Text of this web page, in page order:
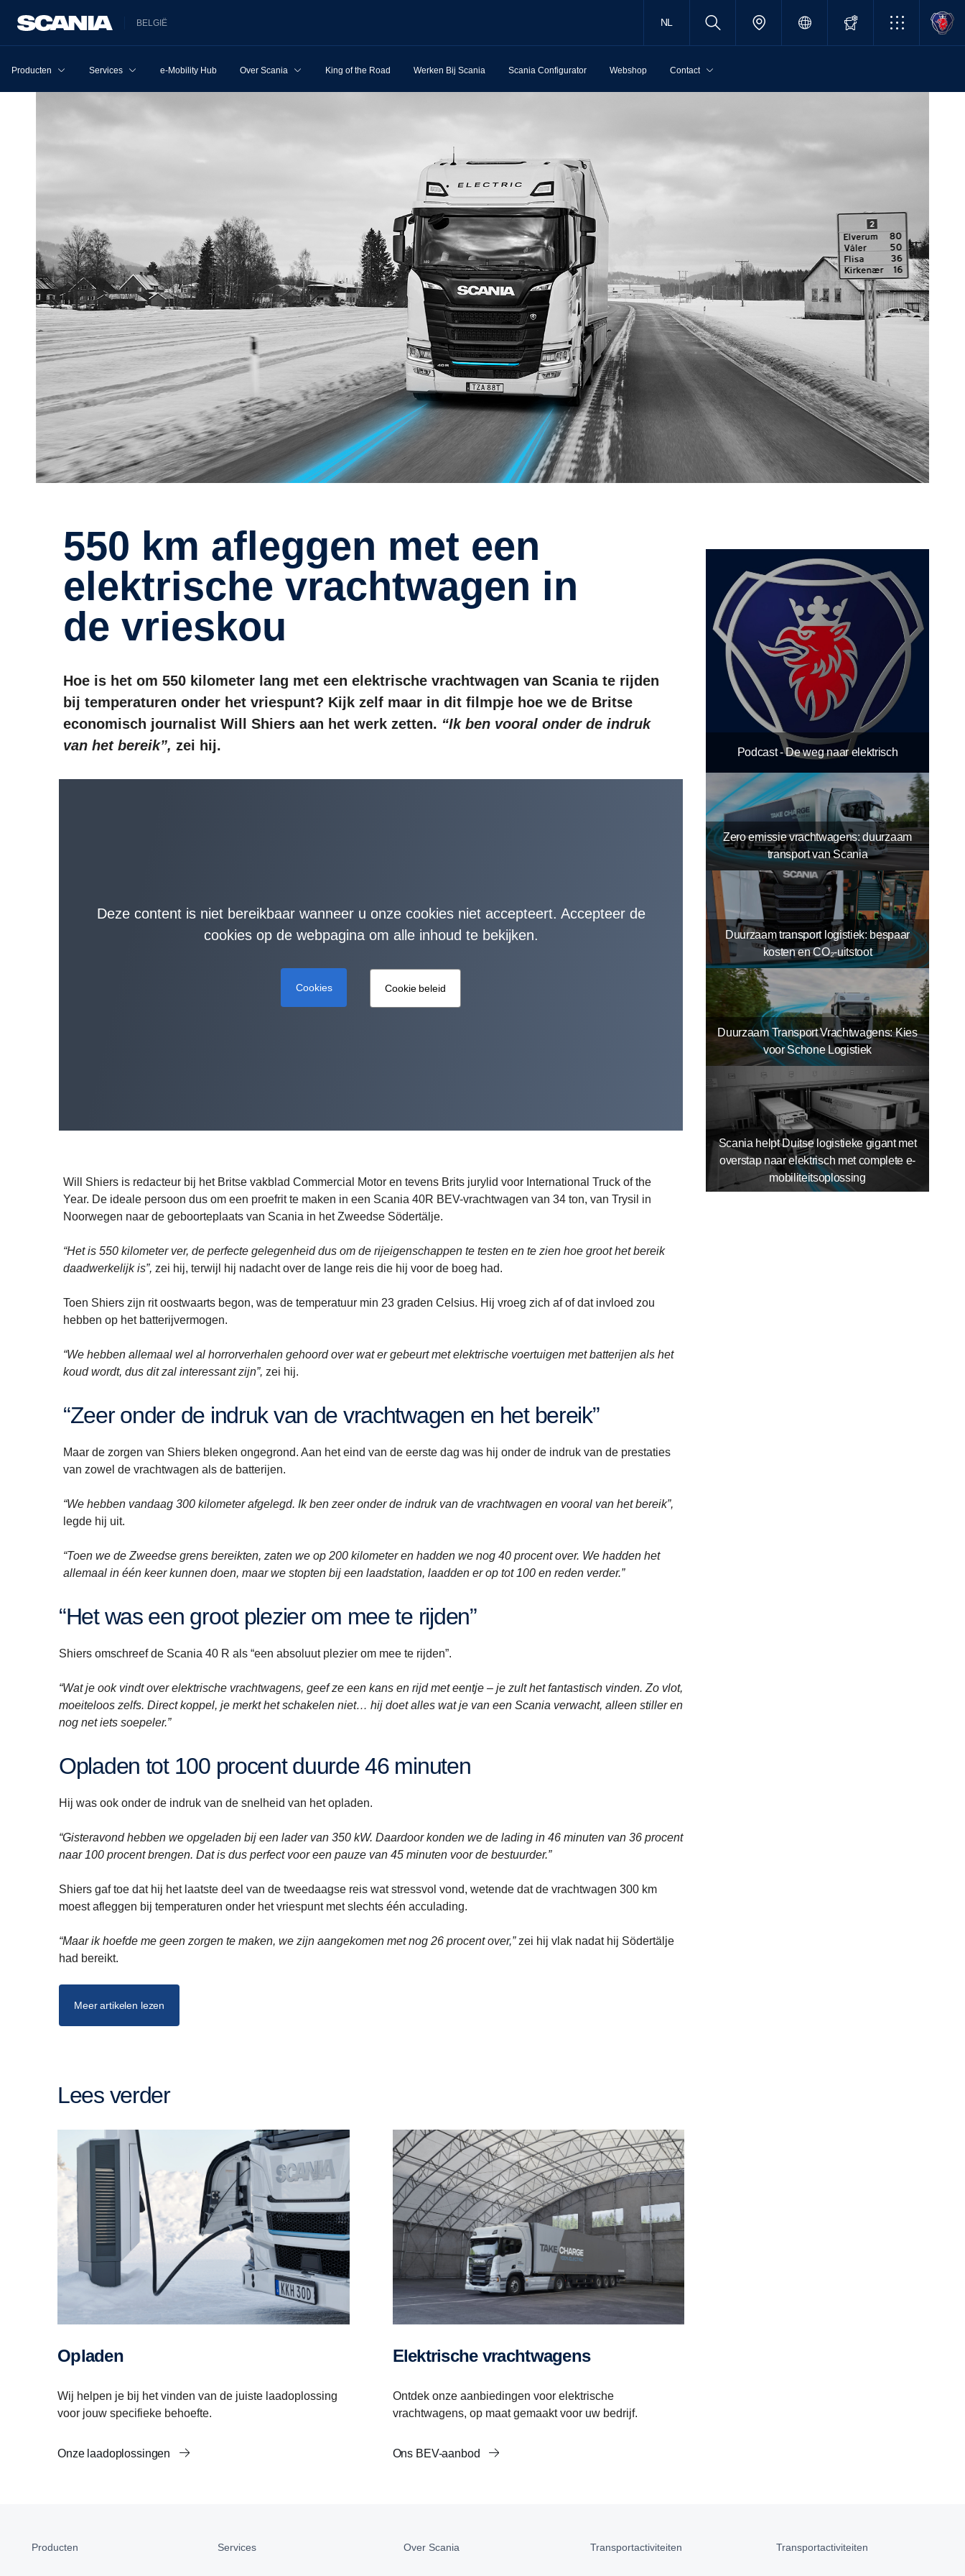
BELGIË NL
Producten Services e-Mobility Hub Over Scania King of the Road Werken Bij Scania Scania Configurator Webshop Contact
550 km afleggen met een
elektrische vrachtwagen in
de vrieskou
Hoe is het om 550 kilometer lang met een elektrische vrachtwagen van Scania te rijden
bij temperaturen onder het vriespunt? Kijk zelf maar in dit filmpje hoe we de Britse
economisch journalist Will Shiers aan het werk zetten. “Ik ben vooral onder de indruk
van het bereik”, zei hij.
Deze content is niet bereikbaar wanneer u onze cookies niet accepteert. Accepteer de
cookies op de webpagina om alle inhoud te bekijken.
Cookies Cookie beleid
Will Shiers is redacteur bij het Britse vakblad Commercial Motor en tevens Brits jurylid voor International Truck of the
Year. De ideale persoon dus om een proefrit te maken in een Scania 40R BEV-vrachtwagen van 34 ton, van Trysil in
Noorwegen naar de geboorteplaats van Scania in het Zweedse Södertälje.
“Het is 550 kilometer ver, de perfecte gelegenheid dus om de rijeigenschappen te testen en te zien hoe groot het bereik
daadwerkelijk is”, zei hij, terwijl hij nadacht over de lange reis die hij voor de boeg had.
Toen Shiers zijn rit oostwaarts begon, was de temperatuur min 23 graden Celsius. Hij vroeg zich af of dat invloed zou
hebben op het batterijvermogen.
“We hebben allemaal wel al horrorverhalen gehoord over wat er gebeurt met elektrische voertuigen met batterijen als het
koud wordt, dus dit zal interessant zijn”, zei hij.
“Zeer onder de indruk van de vrachtwagen en het bereik”
Maar de zorgen van Shiers bleken ongegrond. Aan het eind van de eerste dag was hij onder de indruk van de prestaties
van zowel de vrachtwagen als de batterijen.
“We hebben vandaag 300 kilometer afgelegd. Ik ben zeer onder de indruk van de vrachtwagen en vooral van het bereik”,
legde hij uit.
“Toen we de Zweedse grens bereikten, zaten we op 200 kilometer en hadden we nog 40 procent over. We hadden het
allemaal in één keer kunnen doen, maar we stopten bij een laadstation, laadden er op tot 100 en reden verder.”
“Het was een groot plezier om mee te rijden”
Shiers omschreef de Scania 40 R als “een absoluut plezier om mee te rijden”.
“Wat je ook vindt over elektrische vrachtwagens, geef ze een kans en rijd met eentje – je zult het fantastisch vinden. Zo vlot,
moeiteloos zelfs. Direct koppel, je merkt het schakelen niet… hij doet alles wat je van een Scania verwacht, alleen stiller en
nog net iets soepeler.”
Opladen tot 100 procent duurde 46 minuten
Hij was ook onder de indruk van de snelheid van het opladen.
“Gisteravond hebben we opgeladen bij een lader van 350 kW. Daardoor konden we de lading in 46 minuten van 36 procent
naar 100 procent brengen. Dat is dus perfect voor een pauze van 45 minuten voor de bestuurder.”
Shiers gaf toe dat hij het laatste deel van de tweedaagse reis wat stressvol vond, wetende dat de vrachtwagen 300 km
moest afleggen bij temperaturen onder het vriespunt met slechts één acculading.
“Maar ik hoefde me geen zorgen te maken, we zijn aangekomen met nog 26 procent over,”zei hij vlak nadat hij Södertälje
had bereikt.
Meer artikelen lezen
Lees verder
Opladen
Wij helpen je bij het vinden van de juiste laadoplossing
voor jouw specifieke behoefte.
Onze laadoplossingen
Elektrische vrachtwagens
Ontdek onze aanbiedingen voor elektrische
vrachtwagens, op maat gemaakt voor uw bedrijf.
Ons BEV-aanbod
Podcast - De weg naar elektrisch
Zero emissie vrachtwagens: duurzaam
transport van Scania
Duurzaam transport logistiek: bespaar
kosten en CO₂-uitstoot
Duurzaam Transport Vrachtwagens: Kies
voor Schone Logistiek
Scania helpt Duitse logistieke gigant met
overstap naar elektrisch met complete e-
mobiliteitsoplossing
Producten Services Over Scania Transportactiviteiten Transportactiviteiten